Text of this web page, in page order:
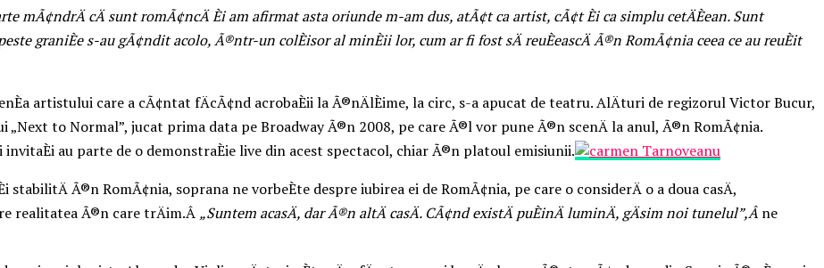
mÃ¢ndrÄ cÄ sunt romÃ¢ncÄ Èi am afirmat asta oriunde m-am dus, atÃ¢t ca artist, cÃ¢t Èi ca simplu cetÄÈean. Sunt
graniÈe s-au gÃ¢ndit acolo, Ã®ntr-un colÈisor al minÈii lor, cum ar fi fost sÄ reuÈeascÄ Ã®n RomÃ¢nia ceea ce au reuÈit
artistului care a cÃ¢ntat fÄcÃ¢nd acrobaÈii la Ã®nÄlÈime, la circ, s-a apucat de teatru. AlÄturi de regizorul Victor Bucur,
„Next to Normal”, jucat prima data pe Broadway Ã®n 2008, pe care Ã®l vor pune Ã®n scenÄ la anul, Ã®n RomÃ¢nia.
invitaÈi au parte de o demonstraÈie live din acest spectacol, chiar Ã®n platoul emisiunii.
Ã®n RomÃ¢nia, soprana ne vorbeÈte despre iubirea ei de RomÃ¢nia, pe care o considerÄ o a doua casÄ,
realitatea Ã®n care trÄim.Â „Suntem acasÄ, dar Ã®n altÄ casÄ. CÃ¢nd existÄ puÈinÄ luminÄ, gÄsim noi tunelul”,Â ne